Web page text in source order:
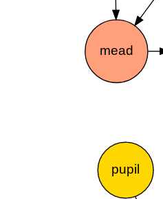
mead
pupil